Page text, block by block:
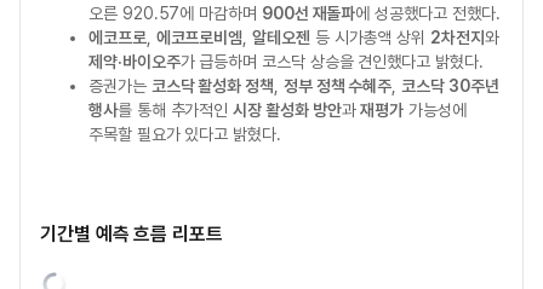
오른 920.57에 마감하며 900선 재돌파에 성공했다고 전했다.
에코프로, 에코프로비엠 ,알테오젠 등 시가총액 상위 2차전지와
제약·바이오주가 급등하며 코스닥 상승을 견인했다고 밝혔다.
증권가는 코스닥 활성화 정책 정부 정책 수혜주 코스닥 30주년
행사를 통해 추가적인시장 활성화 방안과재평가 가능성에
주목할 필요가 있다고 밝혔다.
기간별 예측 흐름 리포트